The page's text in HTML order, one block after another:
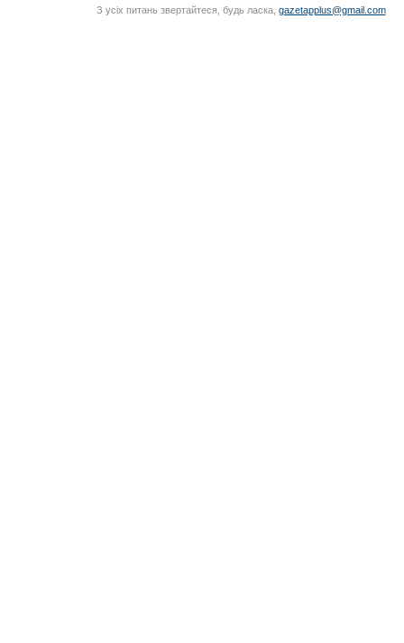
З усіх питань звертайтеся, будь ласка, gazetapplus@gmail.com